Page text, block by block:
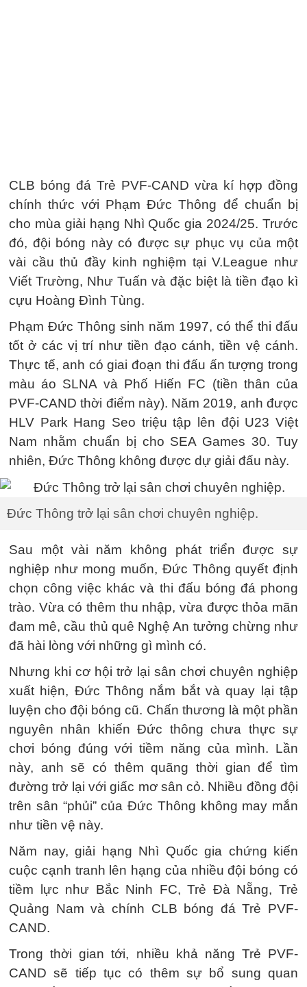
CLB bóng đá Trẻ PVF-CAND vừa kí hợp đồng
chính thức với Phạm Đức Thông để chuẩn bị
cho mùa giải hạng Nhì Quốc gia 2024/25. Trước
đó, đội bóng này có được sự phục vụ của một
vài cầu thủ đầy kinh nghiệm tại V.League như
Viết Trường, Như Tuấn và đặc biệt là tiền đạo kì
cựu Hoàng Đình Tùng.
Phạm Đức Thông sinh năm 1997, có thể thi đấu
tốt ở các vị trí như tiền đạo cánh, tiền vệ cánh.
Thực tế, anh có giai đoạn thi đấu ấn tượng trong
màu áo SLNA và Phố Hiến FC (tiền thân của
PVF-CAND thời điểm này). Năm 2019, anh được
HLV Park Hang Seo triệu tập lên đội U23 Việt
Nam nhằm chuẩn bị cho SEA Games 30. Tuy
nhiên, Đức Thông không được dự giải đấu này.
Đức Thông trở lại sân chơi chuyên nghiệp.
Sau một vài năm không phát triển được sự
nghiệp như mong muốn, Đức Thông quyết định
chọn công việc khác và thi đấu bóng đá phong
trào. Vừa có thêm thu nhập, vừa được thỏa mãn
đam mê, cầu thủ quê Nghệ An tưởng chừng như
đã hài lòng với những gì mình có.
Nhưng khi cơ hội trở lại sân chơi chuyên nghiệp
xuất hiện, Đức Thông nắm bắt và quay lại tập
luyện cho đội bóng cũ. Chấn thương là một phần
nguyên nhân khiến Đức thông chưa thực sự
chơi bóng đúng với tiềm năng của mình. Lần
này, anh sẽ có thêm quãng thời gian để tìm
đường trở lại với giấc mơ sân cỏ. Nhiều đồng đội
trên sân “phủi” của Đức Thông không may mắn
như tiền vệ này.
Năm nay, giải hạng Nhì Quốc gia chứng kiến
cuộc cạnh tranh lên hạng của nhiều đội bóng có
tiềm lực như Bắc Ninh FC, Trẻ Đà Nẵng, Trẻ
Quảng Nam và chính CLB bóng đá Trẻ PVF-
CAND.
Trong thời gian tới, nhiều khả năng Trẻ PVF-
CAND sẽ tiếp tục có thêm sự bổ sung quan